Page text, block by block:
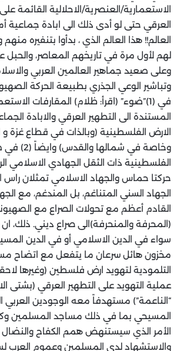
الاستعمارية/العنصرية/الاحلالية القائمة على
العرقي حتى لو أدى ذلك الى ابادة جماعية
العالم!! هذا العالم الذي ، بدأوا بتنفيره
لهم لأول مرة في تاريخهم المعاصر، والحبل
وعلى صعيد جماهير العالمين العربي
وتباشير الوعي الجذري بطبيعة الحركة
في (1)”ضوء” (اقرأ: ظلام) المقارفات
المستندة الى التطهير العرقي والابادة
الارض الفلسطينية (وبالذات في قطاع غزة و
وخاصة في
الفلسطينية ذات الثقل الجهادي الاسلامي
حركتا حماس والجهاد الاسلامي تمثلان راس
الجهاد السني المتناغم، بل المندغم، مع
القادم أعظم مع تحولات الصراع مع
(المحرفة والمنحرفة)الى صراع ديني. ذلك،
سواء في الدين الاسلامي أو في الدين
مخزون هائل سرعان ما يتفعل مع اتضاح
التلمودية لتهويد ارض فلسطين (وغيرها
عملية التهويد على التطهير العرقي (بشتى
“الناعمة”) مستهدفاً معه الوجودين العربي
المسيحي بما في ذلك مساجد المسلمين
الأمر الذي سيستنهض همم الكفاح والنضال
والاستشهاد لدى المسلمين وعموم العرب